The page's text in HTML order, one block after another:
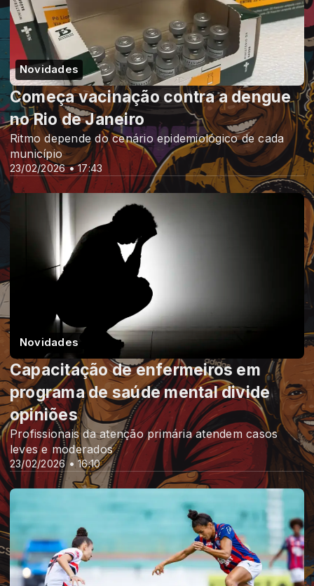
Novidades
23/02/2026 • 17:43
Começa vacinação contra a dengue
no Rio de Janeiro
Ritmo depende do cenário epidemiológico de cada
município
Novidades
23/02/2026 • 16:10
Capacitação de enfermeiros em
programa de saúde mental divide
opiniões
Profissionais da atenção primária atendem casos
leves e moderados